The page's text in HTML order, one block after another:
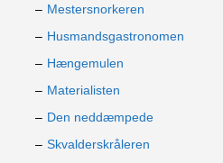
Mestersnorkeren
Husmandsgastronomen
Hængemulen
Materialisten
Den neddæmpede
Skvalderskråleren